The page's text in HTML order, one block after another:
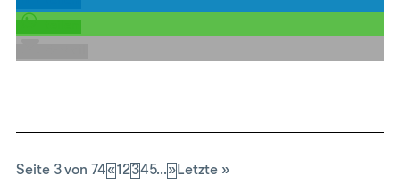
Seite 3 von 74«1 2345...» Letzte »